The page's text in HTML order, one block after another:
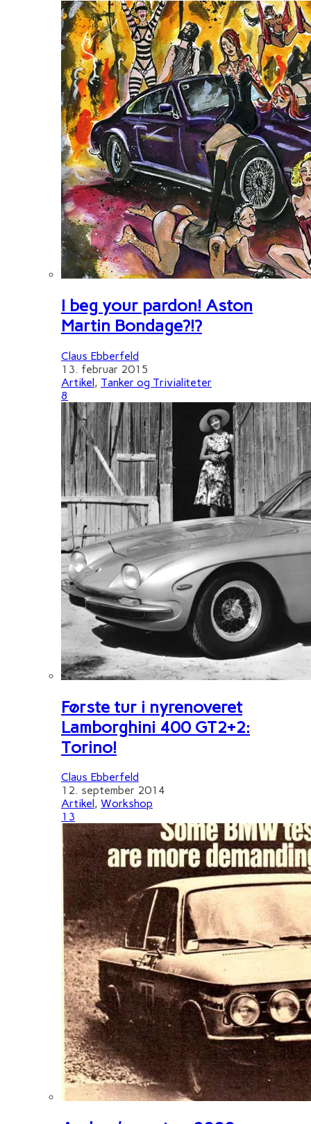
I beg your pardon! Aston
Martin Bondage?!?
Claus Ebberfeld
13. februar 2015
Artikel, Tanker og Trivialiteter
8
Første tur i nyrenoveret
Lamborghini 400 GT2+2:
Torino!
Claus Ebberfeld
12. september 2014
Artikel , Workshop
13